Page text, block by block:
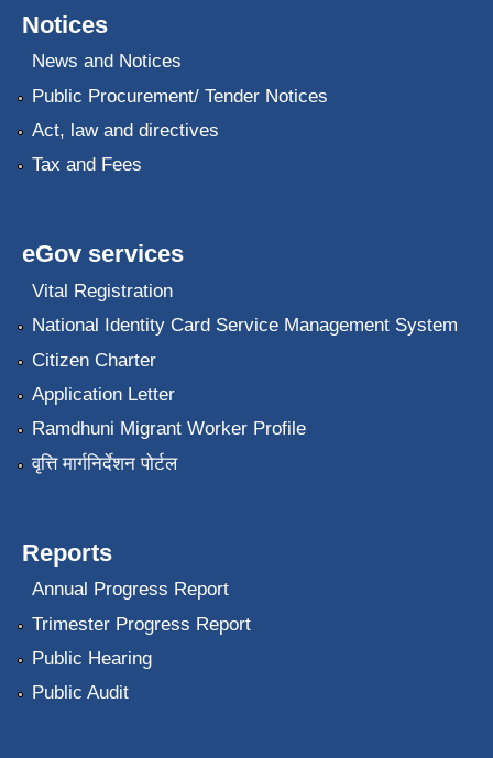
Notices
News and Notices
Public Procurement/ Tender Notices
Act, law and directives
Tax and Fees
eGov services
Vital Registration
National Identity Card Service Management System
Citizen Charter
Application Letter
Ramdhuni Migrant Worker Profile
वृत्ति मार्गनिर्देशन पोर्टल
Reports
Annual Progress Report
Trimester Progress Report
Public Hearing
Public Audit